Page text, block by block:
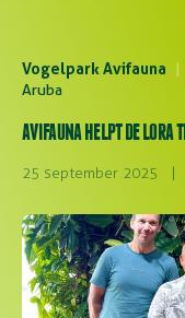
Vogelpark Avifauna |
Aruba
AVIFAUNA HELPT DE LORA
25 september 2025 |